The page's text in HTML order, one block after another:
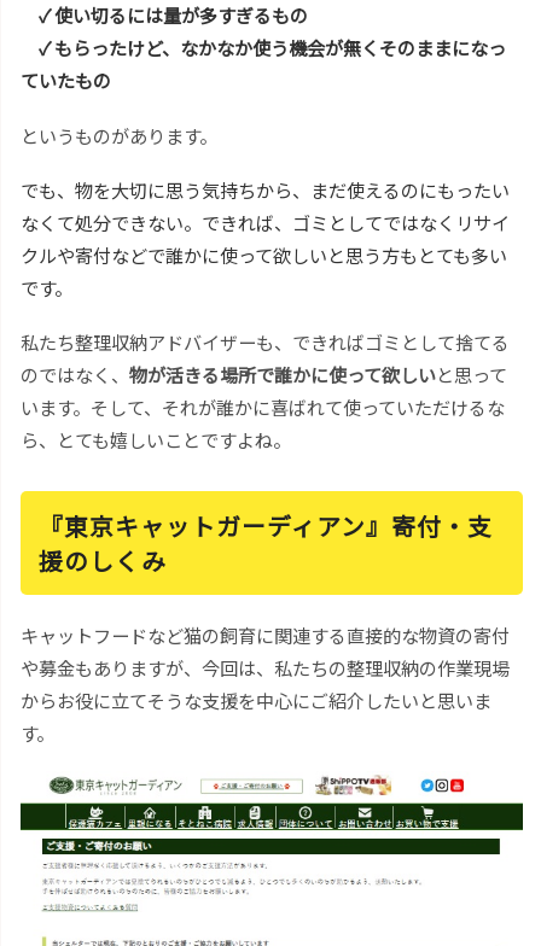
✓ 使い切るには量が多すぎるもの
✓ もらったけど、なかなか使う機会が無くそのままになっ
ていたもの
というものがあります。
でも、物を大切に思う気持ちから、まだ使えるのにもったい
なくて処分できない。できれば、ゴミとしてではなくリサイ
クルや寄付などで誰かに使って欲しいと思う方もとても多い
です。
私たち整理収納アドバイザーも、できればゴミとして捨てる
のではなく、物が活きる場所で誰かに使って欲しいと思って
います。そして、それが誰かに喜ばれて使っていただけるな
ら、とても嬉しいことですよね。
『東京キャットガーディアン』寄付・支
援のしくみ
キャットフードなど猫の飼育に関連する直接的な物資の寄付
や募金もありますが、今回は、私たちの整理収納の作業現場
からお役に立てそうな支援を中心にご紹介したいと思いま
す。